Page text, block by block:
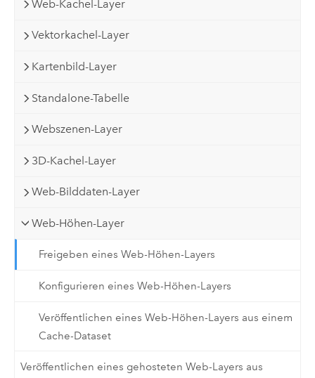
Web-Kachel-Layer
Vektorkachel-Layer
Kartenbild-Layer
Standalone-Tabelle
Webszenen-Layer
3D-Kachel-Layer
Web-Bilddaten-Layer
Web-Höhen-Layer
Freigeben eines Web-Höhen-Layers
Konfigurieren eines Web-Höhen-Layers
Veröffentlichen eines Web-Höhen-Layers aus einem
Cache-Dataset
Veröffentlichen eines gehosteten Web-Layers aus